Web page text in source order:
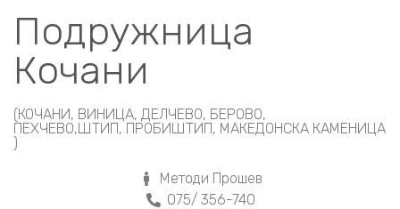
Подружница
Кочани
(КОЧАНИ, ВИНИЦА, ДЕЛЧЕВО, БЕРОВО,
ПЕХЧЕВО,ШТИП, ПРОБИШТИП, МАКЕДОНСКА КАМЕНИЦА
)
Методи Прошев
075/ 356-740